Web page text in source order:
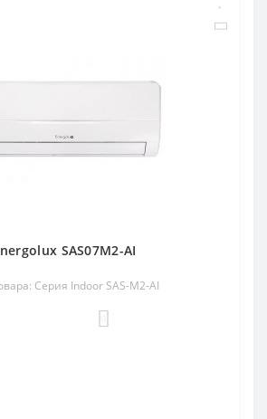
SAS07M2-AI
Серия Indoor SAS-M2-AI